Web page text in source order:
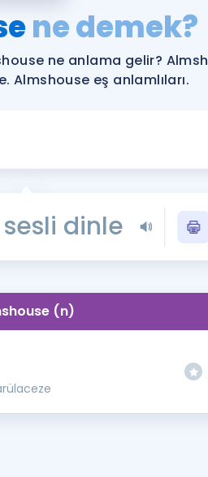
YDS ve YÖKDİL
YDS ve YÖKDİL'e
Tüm ÖSYM
YDS - YÖKDİL
İngilizce
ne demek?
ne anlama gelir?
Almshouse eş anlamlıları.
sesli dinle
(n)